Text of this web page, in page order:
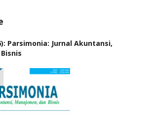
Parsimonia: Jurnal Akuntansi,